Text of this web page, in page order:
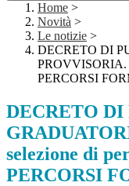
Home >
Novità >
Le notizie >
DECRETO DI
PROVVISORIA.
PERCORSI
DECRETO
selezione di
PERCORSI